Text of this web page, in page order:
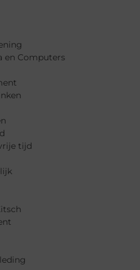
en Computers
tijd